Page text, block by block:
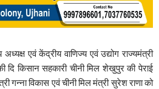
एवं केंद्रीय वाणिज्य एवं उद्योग राज्यमंत्री
दि किसान सहकारी चीनी मिल शेखुपुर की पेराई
गन्ना विकास एवं चीनी मिल मंत्री सुरेश राणा को